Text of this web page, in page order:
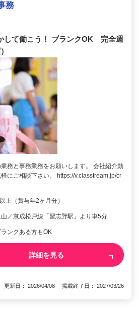
務
して働こう！ ブランクOK 完全週
務と事務業務をお願いします。 会社紹介動
にご相談下さい。 https://v.classtream.jp/cr
上（賞与年2ヶ月分）
／京成松戸線「習志野駅」より車5分
ンクある方もOK
詳細を見る
更新日： 2026/04/08 掲載終了日： 2027/03/26